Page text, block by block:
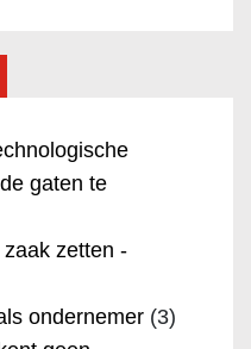
gaten te
zetten -
ondernemer (3)